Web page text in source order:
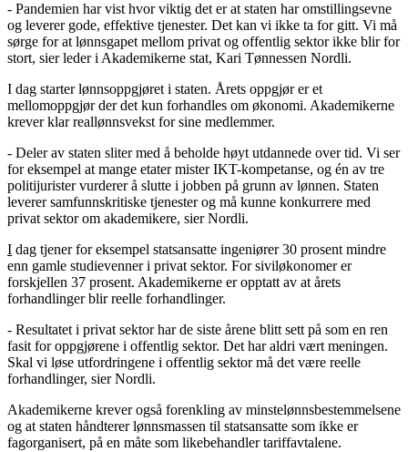
- Pandemien har vist hvor viktig det er at staten har omstillingsevne
og leverer gode, effektive tjenester. Det kan vi ikke ta for gitt. Vi må
sørge for at lønnsgapet mellom privat og offentlig sektor ikke blir for
stort, sier leder i Akademikerne stat, Kari Tønnessen Nordli.
I dag starter lønnsoppgjøret i staten. Årets oppgjør er et
mellomoppgjør der det kun forhandles om økonomi. Akademikerne
krever klar reallønnsvekst for sine medlemmer.
- Deler av staten sliter med å beholde høyt utdannede over tid. Vi ser
for eksempel at mange etater mister IKT-kompetanse, og én av tre
politijurister vurderer å slutte i jobben på grunn av lønnen. Staten
leverer samfunnskritiske tjenester og må kunne konkurrere med
privat sektor om akademikere, sier Nordli.
I dag tjener for eksempel statsansatte ingeniører 30 prosent mindre
enn gamle studievenner i privat sektor. For siviløkonomer er
forskjellen 37 prosent. Akademikerne er opptatt av at årets
forhandlinger blir reelle forhandlinger.
- Resultatet i privat sektor har de siste årene blitt sett på som en ren
fasit for oppgjørene i offentlig sektor. Det har aldri vært meningen.
Skal vi løse utfordringene i offentlig sektor må det være reelle
forhandlinger, sier Nordli.
Akademikerne krever også forenkling av minstelønnsbestemmelsene
og at staten håndterer lønnsmassen til statsansatte som ikke er
fagorganisert, på en måte som likebehandler tariffavtalene.